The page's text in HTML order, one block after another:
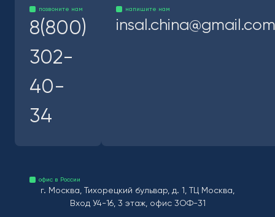
позвоните нам
8(800)
302-
40-
34
напишите нам
insal.china@gmail.com
офис в России
г. Москва, Тихорецкий бульвар, д. 1, ТЦ Москва,
Вход У4-16, 3 этаж, офис 3ОФ-31